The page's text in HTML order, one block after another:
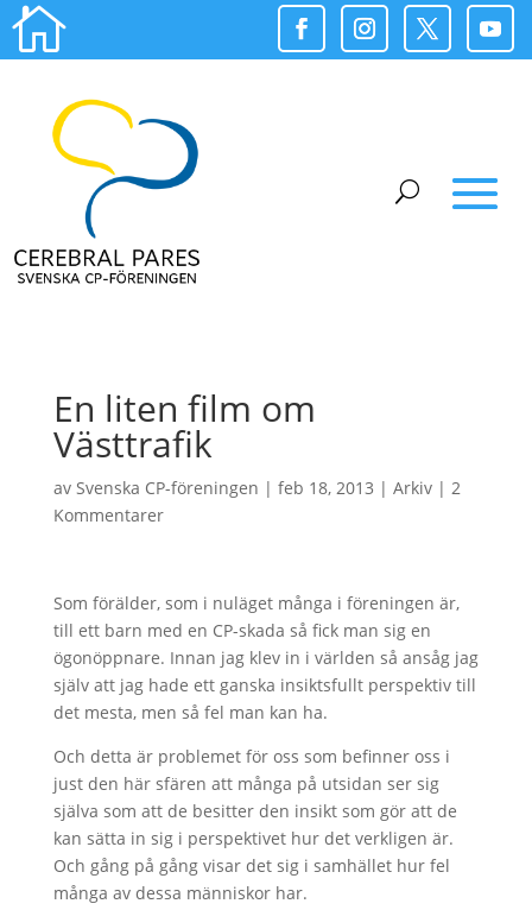

En liten film om
Västtrafik
av Svenska CP-föreningen | feb 18, 2013 | Arkiv| 2
Kommentarer
Som förälder, som i nuläget många i föreningen är,
till ett barn med en CP-skada så fick man sig en
ögonöppnare. Innan jag klev in i världen så ansåg jag
själv att jag hade ett ganska insiktsfullt perspektiv till
det mesta, men så fel man kan ha.
Och detta är problemet för oss som befinner oss i
just den här sfären att många på utsidan ser sig
själva som att de besitter den insikt som gör att de
kan sätta in sig i perspektivet hur det verkligen är.
Och gång på gång visar det sig i samhället hur fel
många av dessa människor har.